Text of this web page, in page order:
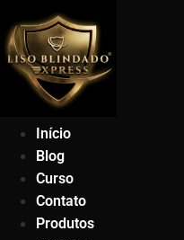
para
o
conteúdo
Início
Blog
Curso
Contato
Produtos